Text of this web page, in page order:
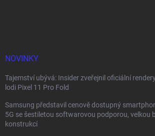
NOVINKY
Tajemství ubývá: Insider zveřejnil oficiální
lodi Pixel 11 Pro Fold
Samsung představil cenově dostupný
5G se šestiletou softwarovou podporou, velkou
konstrukcí